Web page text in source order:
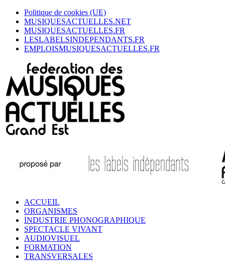
Politique de cookies (UE)
MUSIQUESACTUELLES.NET
MUSIQUESACTUELLES.FR
LESLABELSINDEPENDANTS.FR
EMPLOISMUSIQUESACTUELLES.FR
ACCUEIL
ORGANISMES
INDUSTRIE PHONOGRAPHIQUE
SPECTACLE VIVANT
AUDIOVISUEL
FORMATION
TRANSVERSALES